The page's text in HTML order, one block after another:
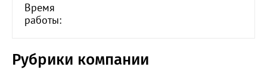
Время
работы:
Рубрики компании